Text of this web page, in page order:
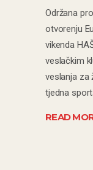
Održana
otvorenju
vikenda
veslačkim
veslanja za
tjedna
READ